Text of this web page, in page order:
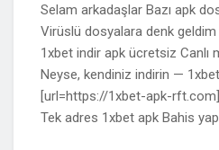
Selam arkadaşlar Bazı apk
Virüslü dosyalara denk
1xbet indir apk ücretsiz Canlı
Neyse, kendiniz indirin —
[url=https://1xbet-apk-
Tek adres 1xbet apk Bahis